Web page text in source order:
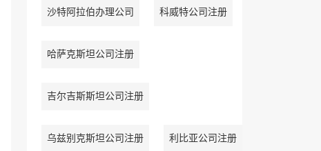
沙特阿拉伯办理公司 科威特公司注册
哈萨克斯坦公司注册
吉尔吉斯斯坦公司注册
乌兹别克斯坦公司注册 利比亚公司注册